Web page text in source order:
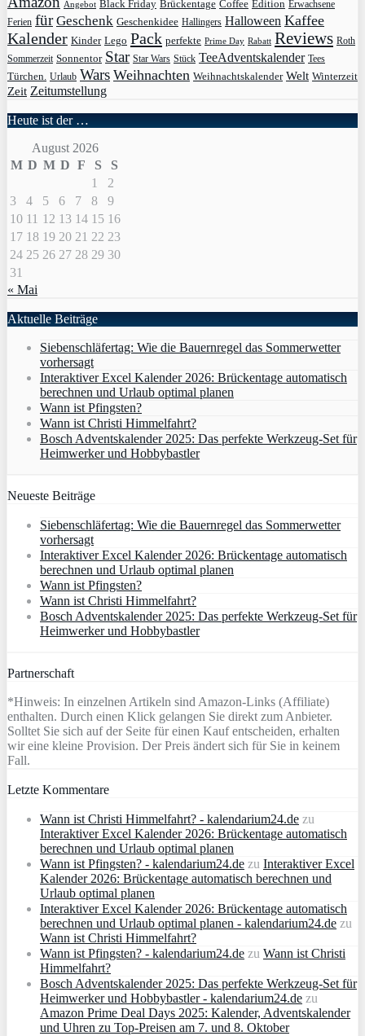
Angebot Black Friday Brückentage Coffee Edition Erwachsene
Ferien für Geschenk Geschenkidee Hallingers Halloween Kaffee
Kalender Kinder Lego Pack perfekte Prime Day Rabatt Reviews Roth
Sommerzeit Sonnentor Star Star Wars Stück TeeAdventskalender Tees
Türchen. Urlaub Wars Weihnachten Weihnachtskalender Welt Winterzeit
Zeit Zeitumstellung
Heute ist der …
August 2026
M D M D F S
S
1
2
3
4 5 6 7 8
9
10 11 12 13 14 15 16
17 18 19 20 21 22 23
24 25 26 27 28 29 30
31
« Mai
Aktuelle Beiträge
Siebenschläfertag: Wie die Bauernregel das Sommerwetter
vorhersagt
Interaktiver Excel Kalender 2026: Brückentage automatisch
berechnen und Urlaub optimal planen
Wann ist Pfingsten?
Wann ist Christi Himmelfahrt?
Bosch Adventskalender 2025: Das perfekte Werkzeug-Set für
Heimwerker und Hobbybastler
Neueste Beiträge
Siebenschläfertag: Wie die Bauernregel das Sommerwetter
vorhersagt
Interaktiver Excel Kalender 2026: Brückentage automatisch
berechnen und Urlaub optimal planen
Wann ist Pfingsten?
Wann ist Christi Himmelfahrt?
Bosch Adventskalender 2025: Das perfekte Werkzeug-Set für
Heimwerker und Hobbybastler
Partnerschaft
*Hinweis: In einzelnen Artikeln sind Amazon-Links (Affiliate)
enthalten. Durch einen Klick gelangen Sie direkt zum Anbieter.
Solltet Sie sich auf der Seite für einen Kauf entscheiden, erhalten
wir eine kleine Provision. Der Preis ändert sich für Sie in keinem
Fall.
Letzte Kommentare
Wann ist Christi Himmelfahrt? - kalendarium24.de zu
Interaktiver Excel Kalender 2026: Brückentage automatisch
berechnen und Urlaub optimal planen
Wann ist Pfingsten? - kalendarium24.de zu Interaktiver Excel
Kalender 2026: Brückentage automatisch berechnen und
Urlaub optimal planen
Interaktiver Excel Kalender 2026: Brückentage automatisch
berechnen und Urlaub optimal planen - kalendarium24.de zu
Wann ist Christi Himmelfahrt?
Wann ist Pfingsten? - kalendarium24.de zu Wann ist Christi
Himmelfahrt?
Bosch Adventskalender 2025: Das perfekte Werkzeug-Set für
Heimwerker und Hobbybastler - kalendarium24.de zu
Amazon Prime Deal Days 2025: Kalender, Adventskalender
und Uhren zu Top-Preisen am 7. und 8. Oktober